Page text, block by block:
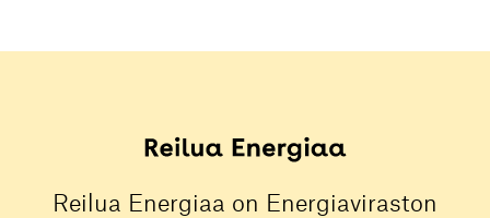
Reilua Energiaa on Energiaviraston